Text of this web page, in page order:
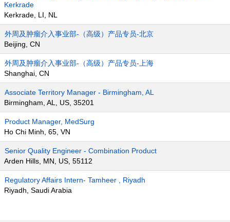
Kerkrade
Kerkrade, LI, NL
外周及肿瘤介入事业部-（高级）产品专员-北京
Beijing, CN
外周及肿瘤介入事业部-（高级）产品专员-上海
Shanghai, CN
Associate Territory Manager - Birmingham, AL
Birmingham, AL, US, 35201
Product Manager, MedSurg
Ho Chi Minh, 65, VN
Senior Quality Engineer - Combination Product
Arden Hills, MN, US, 55112
Regulatory Affairs Intern- Tamheer , Riyadh
Riyadh, Saudi Arabia